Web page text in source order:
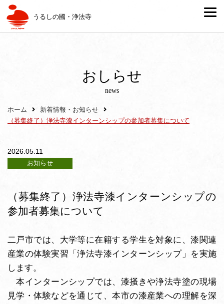
うるしの國・浄法寺
おしらせ
news
ホーム
新着情報・お知らせ
（募集終了）浄法寺漆インターンシップの参加者募集について
2026.05.11
お知らせ
（募集終了）浄法寺漆インターンシップの
参加者募集について
二戸市では、大学等に在籍する学生を対象に、漆関連
産業の体験実習「浄法寺漆インターンシップ」を実施
します。
本インターンシップでは、漆掻きや浄法寺塗の現場
見学・体験などを通じて、本市の漆産業への理解を深